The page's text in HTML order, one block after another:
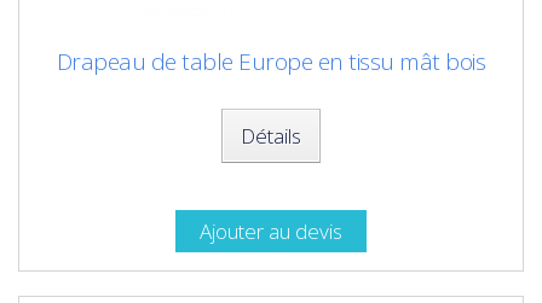
Drapeau de table Europe en tissu mât bois
Détails
Ajouter au devis